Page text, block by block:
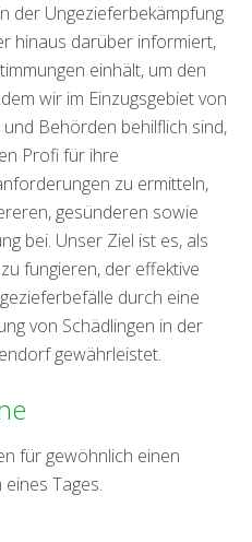
der Ungezieferbekämpfung
hinaus darüber informiert,
einhält, um den
wir im Einzugsgebiet von
Behörden behilflich sind,
Profi für ihre
zu ermitteln,
gesünderen sowie
bei. Unser Ziel ist es, als
fungieren, der effektive
durch eine
von Schädlingen in der
gewährleistet.
für gewöhnlich einen
Tages.